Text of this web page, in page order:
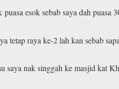
puasa esok sebab saya dah puasa
tetap raya ke-2 lah kan sebab
saya nak singgah ke masjid kat